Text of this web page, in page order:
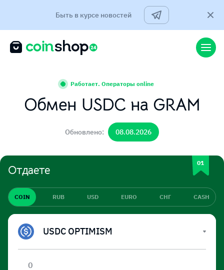
Быть в курсе новостей
Работает. Операторы online
Обмен USDC на GRAM
Обновлено: 08.08.2026
Отдаете
COIN RUB USD EURO СНГ CASH
USDC OPTIMISM